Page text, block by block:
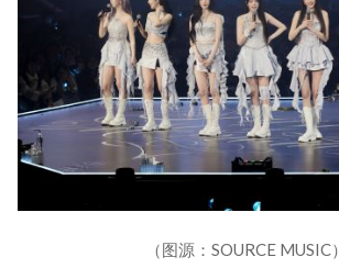
（图源：SOURCE MUSIC）